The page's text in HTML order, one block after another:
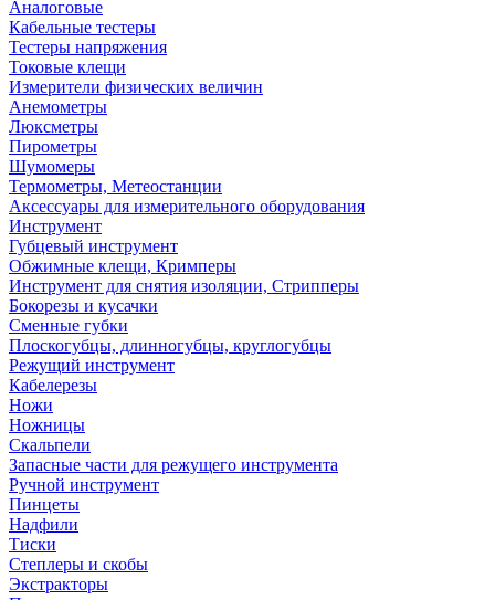
Аналоговые
Кабельные тестеры
Тестеры напряжения
Токовые клещи
Измерители физических величин
Анемометры
Люксметры
Пирометры
Шумомеры
Термометры, Метеостанции
Аксессуары для измерительного оборудования
Инструмент
Губцевый инструмент
Обжимные клещи, Кримперы
Инструмент для снятия изоляции, Стрипперы
Бокорезы и кусачки
Сменные губки
Плоскогубцы, длинногубцы, круглогубцы
Режущий инструмент
Кабелерезы
Ножи
Ножницы
Скальпели
Запасные части для режущего инструмента
Ручной инструмент
Пинцеты
Надфили
Тиски
Степлеры и скобы
Экстракторы